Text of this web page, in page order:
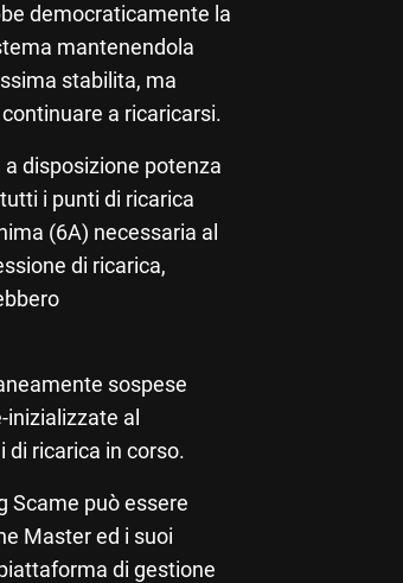
democraticamente la
mantenendola
stabilita, ma
a ricaricarsi.
disposizione potenza
i punti di ricarica
(6A) necessaria al
di ricarica,
sospese
al
di ricarica in corso.
Scame può essere
Master ed i suoi
di gestione